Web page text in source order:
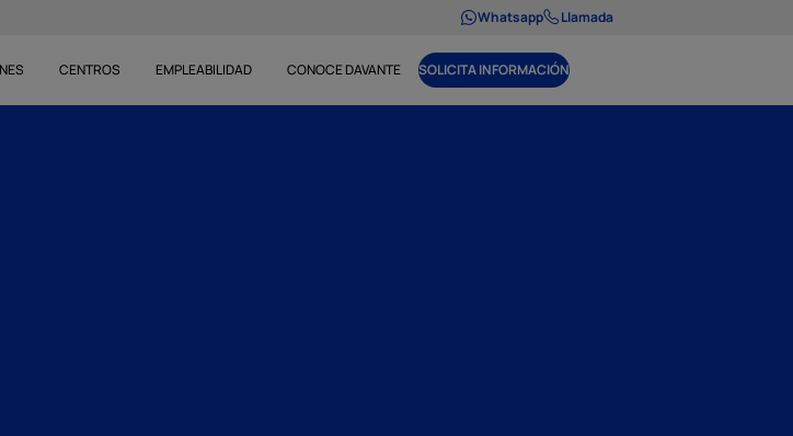
Whatsapp Llamada
CENTROS EMPLEABILIDAD CONOCE DAVANTE SOLICITA INFORMACIÓN